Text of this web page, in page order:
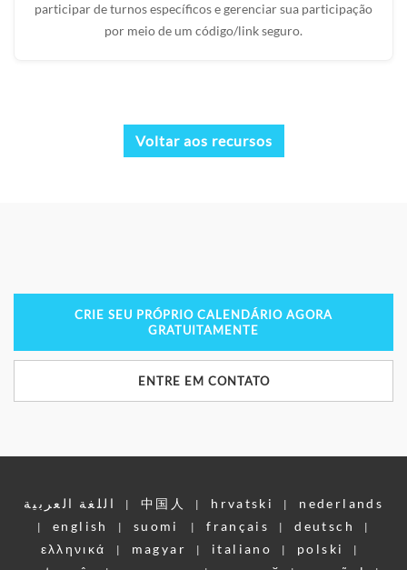
participar de turnos específicos e gerenciar sua participação
por meio de um código/link seguro.
Voltar aos recursos
CRIE SEU PRÓPRIO CALENDÁRIO AGORA
GRATUITAMENTE
ENTRE EM CONTATO
اللغة العربية | 中国人 | hrvatski | nederlands
| english | suomi | français | deutsch |
ελληνικά | magyar | italiano | polski |